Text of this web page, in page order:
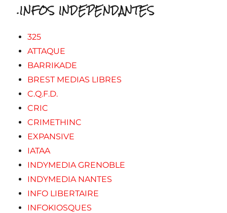
.INFOS INDEPENDANTES
325
ATTAQUE
BARRIKADE
BREST MEDIAS LIBRES
C.Q.F.D.
CRIC
CRIMETHINC
EXPANSIVE
IATAA
INDYMEDIA GRENOBLE
INDYMEDIA NANTES
INFO LIBERTAIRE
INFOKIOSQUES